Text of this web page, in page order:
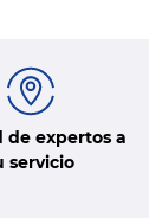
de expertos a
servicio